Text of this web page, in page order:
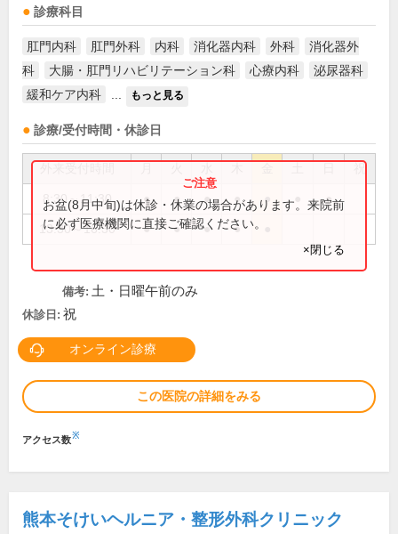
診療科目
肛門内科 肛門外科 内科 消化器内科 外科
消化器外
科
大腸・肛門リハビリテーション科 心療内科
泌尿器科
緩和ケア内科
もっと見る
診療/受付時間・休診日
祝
8:30～11:30 ● ● ● ● ● ●
13:30～16:30 ● ● ● ●
お盆(8月中旬)は休診・休業の場合があります。来院前
に必ず医療機関に直接ご確認ください。
×閉じる
備考: 土・日曜午前のみ
休診日: 祝
オンライン診療
この医院の詳細をみる
アクセス数※
熊本そけいヘルニア・整形外科クリニック